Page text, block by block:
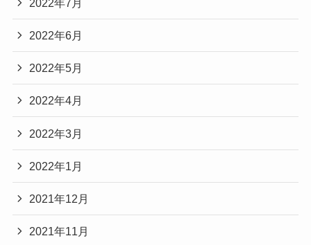
2022年7月
2022年6月
2022年5月
2022年4月
2022年3月
2022年1月
2021年12月
2021年11月